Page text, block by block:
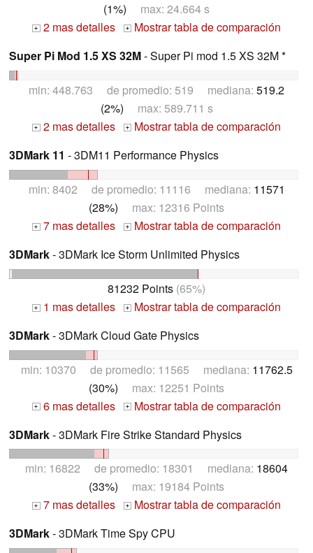
(1%) max: 24.664 s
+ 2 mas detalles +
Mostrar tabla de comparación
Super Pi Mod 1.5 XS 32M- Super Pi mod 1.5 XS 32M *
min: 448.763 de promedio: 519 mediana: 519.2
(2%) max: 589.711 s
+ 2 mas detalles +
Mostrar tabla de comparación
3DMark 11 - 3DM11 Performance Physics
min: 8402 de promedio: 11116 mediana: 11571
(28%) max: 12316 Points
+ 7 mas detalles +
Mostrar tabla de comparación
3DMark- 3DMark Ice Storm Unlimited Physics
81232 Points (65%)
+ 1 mas detalles +
Mostrar tabla de comparación
3DMark- 3DMark Cloud Gate Physics
min: 10370 de promedio: 11565 mediana: 11762.5
(30%) max: 12251 Points
+ 6 mas detalles +
Mostrar tabla de comparación
3DMark- 3DMark Fire Strike Standard Physics
min: 16822 de promedio: 18301 mediana: 18604
(33%) max: 19184 Points
+ 7 mas detalles +
Mostrar tabla de comparación
3DMark- 3DMark Time Spy CPU